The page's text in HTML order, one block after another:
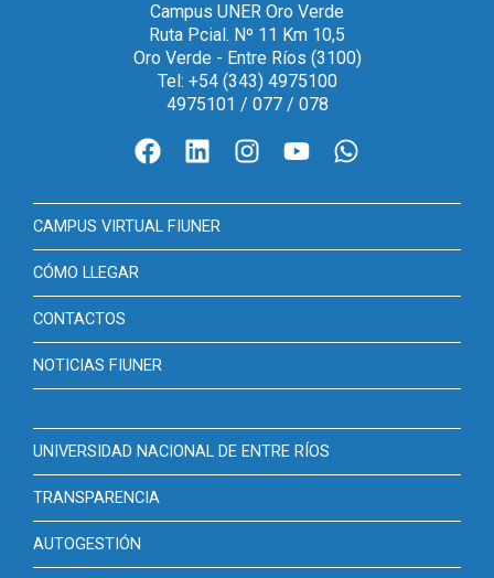
Campus UNER Oro Verde
Ruta Pcial. Nº 11 Km 10,5
Oro Verde - Entre Ríos (3100)
Tel: +54 (343) 4975100
4975101 / 077 / 078
CAMPUS VIRTUAL FIUNER
CÓMO LLEGAR
CONTACTOS
NOTICIAS FIUNER
UNIVERSIDAD NACIONAL DE ENTRE RÍOS
TRANSPARENCIA
AUTOGESTIÓN